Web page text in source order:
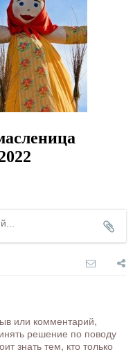
или комментарий,
решение по поводу
знать тем, кто только